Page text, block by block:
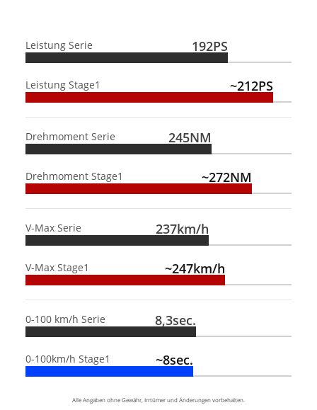
Leistung Serie 192PS
Leistung Stage1 ~212PS
Drehmoment Serie 245NM
Drehmoment Stage1 ~272NM
V-Max Serie 237km/h
V-Max Stage1 ~247km/h
0-100 km/h Serie 8,3sec.
0-100km/h Stage1 ~8sec.
Alle Angaben ohne Gewähr, Irrtümer und Änderungen vorbehalten.